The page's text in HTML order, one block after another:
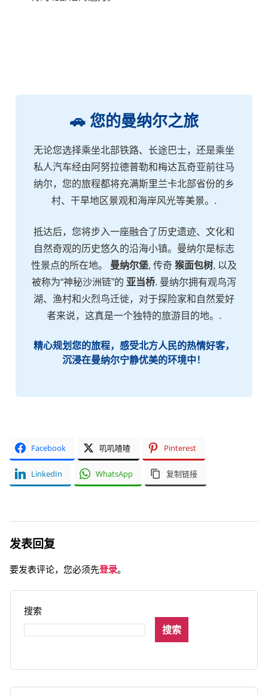
🚗 您的曼纳尔之旅
无论您选择乘坐北部铁路、长途巴士，还是乘坐
私人汽车经由阿努拉德普勒和梅达瓦奇亚前往马
纳尔，您的旅程都将充满斯里兰卡北部省份的乡
村、干旱地区景观和海岸风光等美景。.
抵达后，您将步入一座融合了历史遗迹、文化和
自然奇观的历史悠久的沿海小镇。曼纳尔是标志
性景点的所在地。 曼纳尔堡, 传奇 猴面包树, 以及
被称为“神秘沙洲链”的 亚当桥. 曼纳尔拥有观鸟泻
湖、渔村和火烈鸟迁徙，对于探险家和自然爱好
者来说，这真是一个独特的旅游目的地。.
精心规划您的旅程，感受北方人民的热情好客，
沉浸在曼纳尔宁静优美的环境中！
Facebook 叽叽喳喳 Pinterest
LinkedIn WhatsApp 复制链接
发表回复
要发表评论，您必须先登录。
搜索
搜索